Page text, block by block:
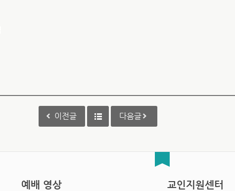
이전글 다음글
예배 영상 교인지원센터